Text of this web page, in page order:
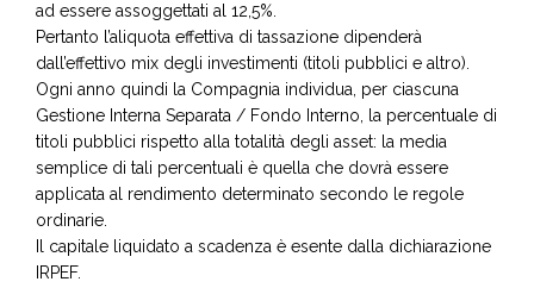
ad essere assoggettati al 12,5%.
Pertanto l’aliquota effettiva di tassazione dipenderà
dall’effettivo mix degli investimenti (titoli pubblici e altro).
Ogni anno quindi la Compagnia individua, per ciascuna
Gestione Interna Separata / Fondo Interno, la percentuale di
titoli pubblici rispetto alla totalità degli asset: la media
semplice di tali percentuali è quella che dovrà essere
applicata al rendimento determinato secondo le regole
ordinarie.
Il capitale liquidato a scadenza è esente dalla dichiarazione
IRPEF.